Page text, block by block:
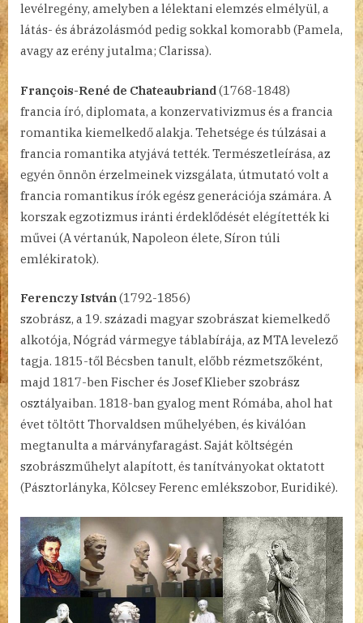
levélregény, amelyben a lélektani elemzés elmélyül, a
látás- és ábrázolásmód pedig sokkal komorabb (Pamela,
avagy az erény jutalma; Clarissa).
François-René de Chateaubriand(1768-1848)
francia író, diplomata, a konzervativizmus és a francia
romantika kiemelkedő alakja. Tehetsége és túlzásai a
francia romantika atyjává tették. Természetleírása, az
egyén önnön érzelmeinek vizsgálata, útmutató volt a
francia romantikus írók egész generációja számára. A
korszak egzotizmus iránti érdeklődését elégítették ki
művei (A vértanúk, Napoleon élete, Síron túli
emlékiratok).
Ferenczy István(1792-1856)
szobrász, a 19. századi magyar szobrászat kiemelkedő
alkotója, Nógrád vármegye táblabírája, az MTA levelező
tagja. 1815-től Bécsben tanult, előbb rézmetszőként,
majd 1817-ben Fischer és Josef Klieber szobrász
osztályaiban. 1818-ban gyalog ment Rómába, ahol hat
évet töltött Thorvaldsen műhelyében, és kiválóan
megtanulta a márványfaragást. Saját költségén
szobrászműhelyt alapított, és tanítványokat oktatott
(Pásztorlányka, Kölcsey Ferenc emlékszobor, Euridiké).